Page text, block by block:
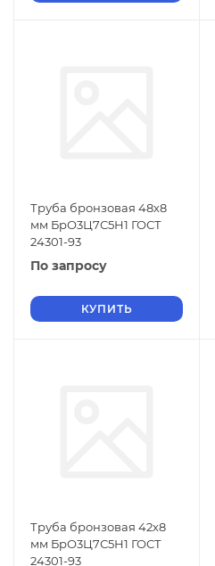
Труба бронзовая 48х8
мм БрО3Ц7С5Н1 ГОСТ
24301-93
По запросу
КУПИТЬ
Труба бронзовая 42х8
мм БрО3Ц7С5Н1 ГОСТ
24301-93